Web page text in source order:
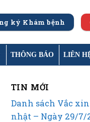
ký Khám bệnh
THÔNG BÁO LIÊN
TIN MỚI
Danh sách Vắc xin
nhật – Ngày 29/7/